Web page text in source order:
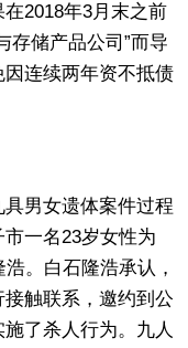
2018年3月末之前
存储产品公司”而导
连续两年资不抵债
男女遗体案件过程
一名23岁女性为
。白石隆浩承认，
触联系，邀约到公
了杀人行为。九人